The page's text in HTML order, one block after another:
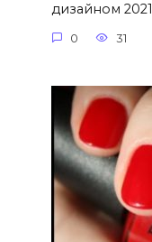
дизайном 2021
0 31